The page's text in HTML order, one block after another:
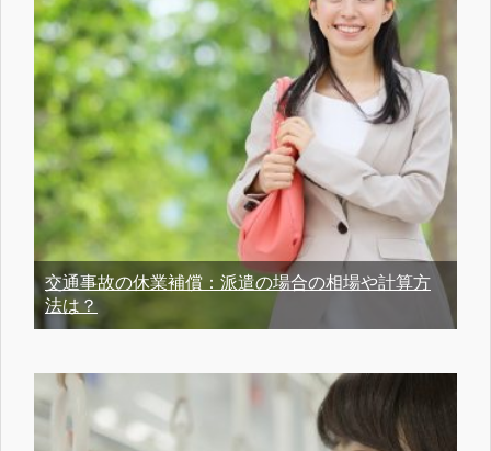
交通事故の休業補償：派遣の場合の相場や計算方
法は？